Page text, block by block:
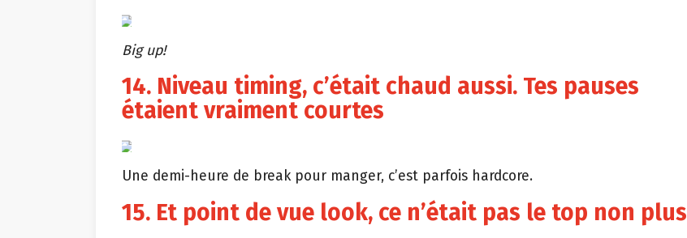
Big up!
14. Niveau timing, c’était chaud aussi. Tes pauses
étaient vraiment courtes
Une demi-heure de break pour manger, c’est parfois hardcore.
15. Et point de vue look, ce n’était pas le top non plus